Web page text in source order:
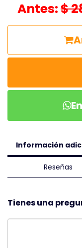
Antes:$
Información
Reseñas
Tienes una